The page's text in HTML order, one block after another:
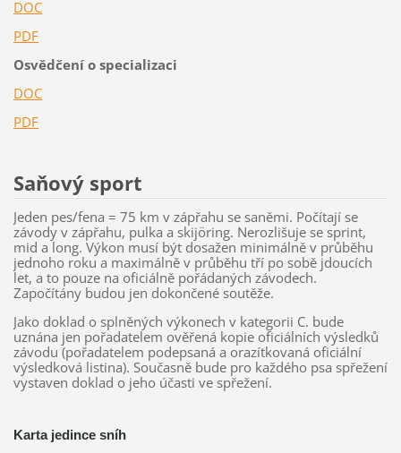
DOC
PDF
Osvědčení o specializaci
DOC
PDF
Saňový sport
Jeden pes/fena = 75 km v zápřahu se saněmi. Počítají se
závody v zápřahu, pulka a skijöring. Nerozlišuje se sprint,
mid a long. Výkon musí být dosažen minimálně v průběhu
jednoho roku a maximálně v průběhu tří po sobě jdoucích
let, a to pouze na oficiálně pořádaných závodech.
Započítány budou jen dokončené soutěže.
Jako doklad o splněných výkonech v kategorii C. bude
uznána jen pořadatelem ověřená kopie oficiálních výsledků
závodu (pořadatelem podepsaná a orazítkovaná oficiální
výsledková listina). Současně bude pro každého psa spřežení
vystaven doklad o jeho účasti ve spřežení.
Karta jedince sníh